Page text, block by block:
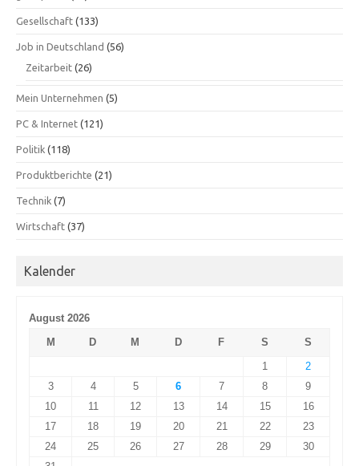
Gesellschaft (133)
Job in Deutschland (56)
Zeitarbeit (26)
Mein Unternehmen (5)
PC & Internet (121)
Politik (118)
Produktberichte (21)
Technik (7)
Wirtschaft (37)
Kalender
August 2026
M
D M D F S
S
1
2
3
4 5 6 7 8
9
10
11 12 13 14 15
16
17
18 19 20 21 22
23
24
25 26 27 28 29
30